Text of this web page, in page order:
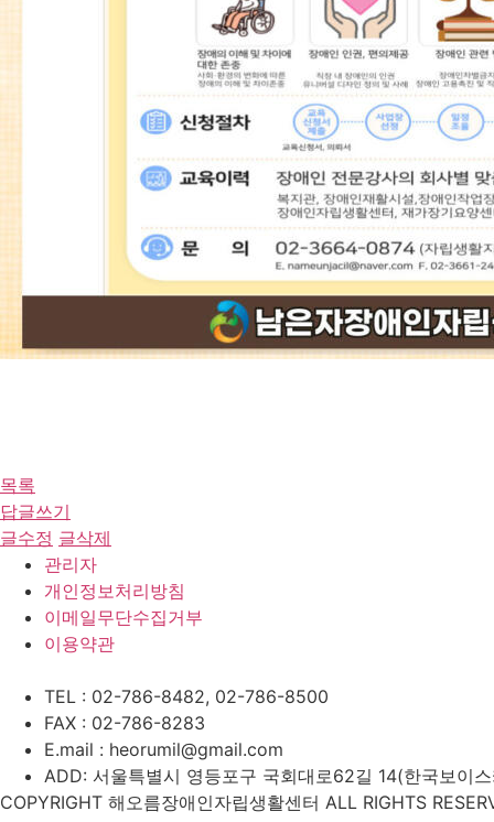
목록
답글쓰기
글수정 글삭제
관리자
개인정보처리방침
이메일무단수집거부
이용약관
TEL : 02-786-8482, 02-786-8500
FAX : 02-786-8283
E.mail : heorumil@gmail.com
ADD: 서울특별시 영등포구 국회대로62길 14(한국보이
COPYRIGHT 해오름장애인자립생활센터 ALL RIGHTS